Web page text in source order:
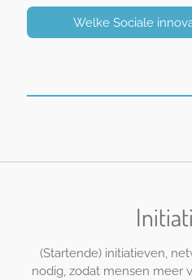
Welke Sociale
(Startende) initiatieven,
nodig, zodat mensen meer